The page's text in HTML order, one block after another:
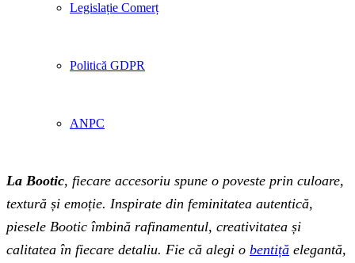
Legislație Comerț
Politică GDPR
ANPC
La Bootic, fiecare accesoriu spune o poveste prin culoare,
textură și emoție. Inspirate din feminitatea autentică,
piesele Bootic îmbină rafinamentul, creativitatea și
calitatea în fiecare detaliu. Fie că alegi o bentiță elegantă,